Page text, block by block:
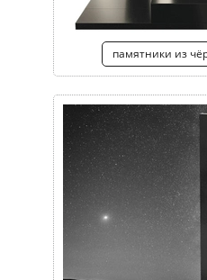
памятники из